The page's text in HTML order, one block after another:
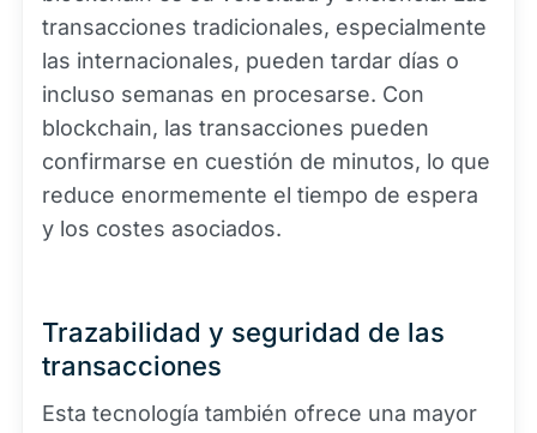
transacciones tradicionales, especialmente
las internacionales, pueden tardar días o
incluso semanas en procesarse. Con
blockchain, las transacciones pueden
confirmarse en cuestión de minutos, lo que
reduce enormemente el tiempo de espera
y los costes asociados.
Trazabilidad y seguridad de las
transacciones
Esta tecnología también ofrece una mayor